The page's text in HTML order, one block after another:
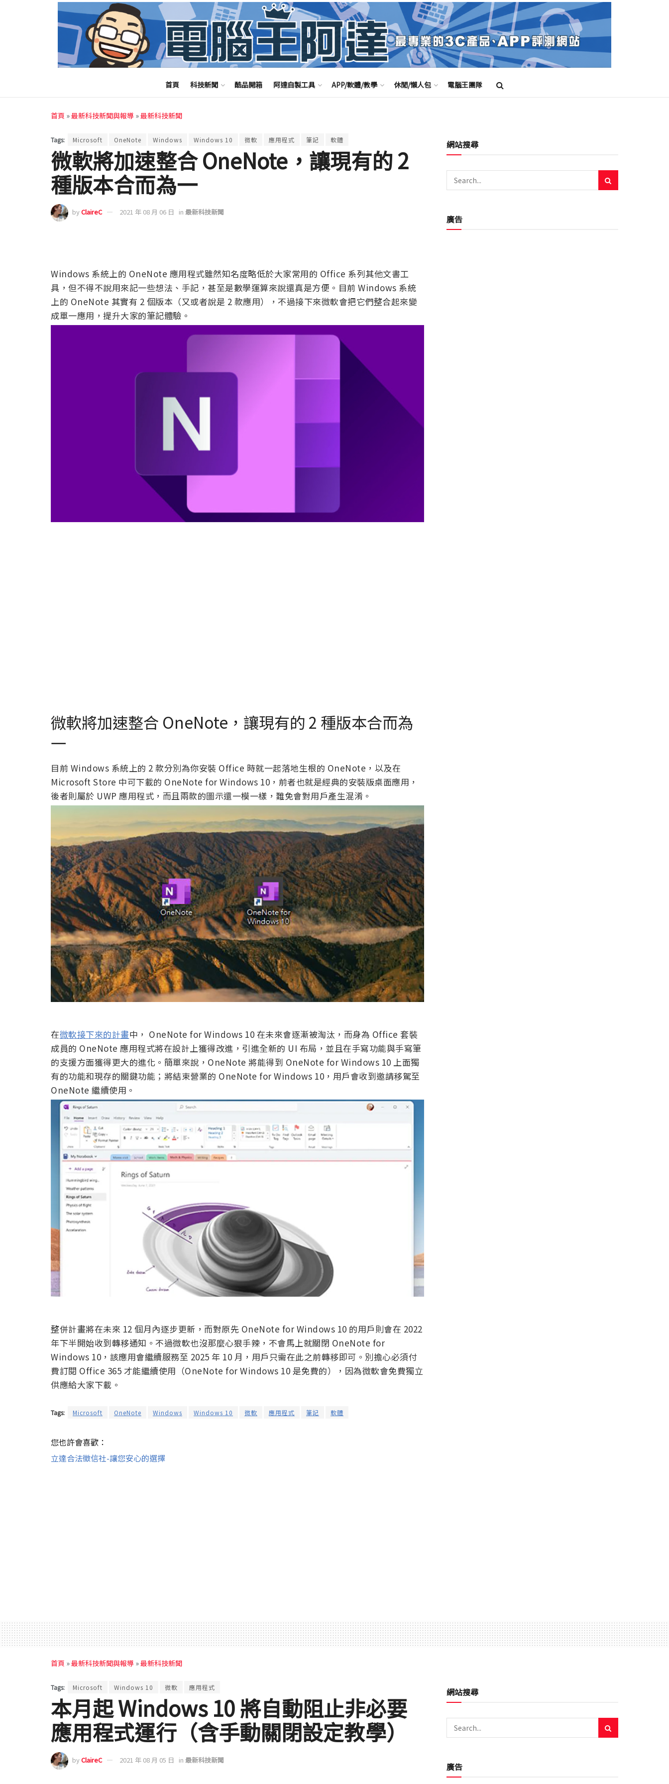
首頁 科技新聞 酷品開箱 阿達自製工具 APP/軟體/教學 休閒/懶人包 電腦王團隊
首頁 »最新科技新聞與報導 »最新科技新聞
Tags: Microsoft OneNote Windows Windows 10 微軟 應用程式 筆記 軟體
微軟將加速整合 OneNote，讓現有的 2
種版本合而為一
byClaireC 2021 年 08 月 06 日 in 最新科技新聞
Windows 系統上的 OneNote 應用程式雖然知名度略低於大家常用的 Office 系列其他文書工
具，但不得不說用來記一些想法、手記，甚至是數學運算來說還真是方便。目前 Windows 系統
上的 OneNote 其實有 2 個版本（又或者說是 2 款應用），不過接下來微軟會把它們整合起來變
成單一應用，提升大家的筆記體驗。
微軟將加速整合 OneNote，讓現有的 2 種版本合而為
一
目前 Windows 系統上的 2 款分別為你安裝 Office 時就一起落地生根的 OneNote，以及在
Microsoft Store 中可下載的 OneNote for Windows 10，前者也就是經典的安裝版桌面應用，
後者則屬於 UWP 應用程式，而且兩款的圖示還一模一樣，難免會對用戶產生混淆。
在微軟接下來的計畫中， OneNote for Windows 10 在未來會逐漸被淘汰，而身為 Office 套裝
成員的 OneNote 應用程式將在設計上獲得改進，引進全新的 UI 布局，並且在手寫功能與手寫筆
的支援方面獲得更大的進化。簡單來說，OneNote 將能得到 OneNote for Windows 10 上面獨
有的功能和現存的關鍵功能；將結束營業的 OneNote for Windows 10，用戶會收到邀請移駕至
OneNote 繼續使用。
整併計畫將在未來 12 個月內逐步更新，而對原先 OneNote for Windows 10 的用戶則會在 2022
年下半開始收到轉移通知。不過微軟也沒那麼心狠手辣，不會馬上就關閉 OneNote for
Windows 10，該應用會繼續服務至 2025 年 10 月，用戶只需在此之前轉移即可。別擔心必須付
費訂閱 Office 365 才能繼續使用（OneNote for Windows 10 是免費的），因為微軟會免費獨立
供應給大家下載。
Tags: Microsoft OneNote Windows Windows 10 微軟 應用程式 筆記 軟體
您也許會喜歡：
立達合法徵信社-讓您安心的選擇
網站搜尋
廣告
首頁 »最新科技新聞與報導 »最新科技新聞
Tags: Microsoft Windows 10 微軟 應用程式
本月起 Windows 10 將自動阻止非必要
應用程式運行（含手動關閉設定教學）
byClaireC 2021 年 08 月 05 日 in 最新科技新聞
網站搜尋
廣告